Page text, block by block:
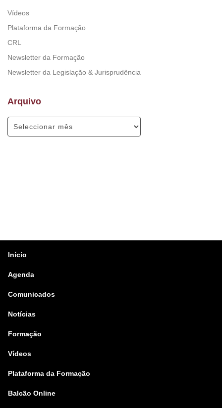
Vídeos
Plataforma da Formação
CRL
Newsletter da Formação
Newsletter da Legislação & Jurisprudência
Arquivo
Início
Agenda
Comunicados
Notícias
Formação
Vídeos
Plataforma da Formação
Balcão Online